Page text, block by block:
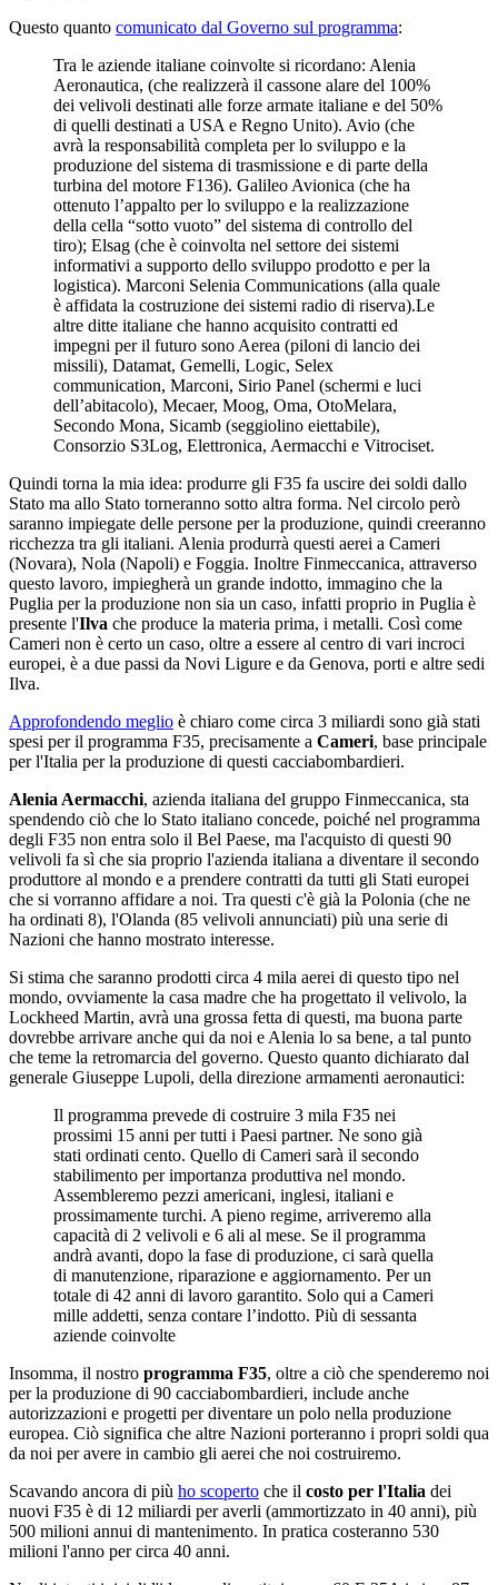
Questo quanto comunicato dal Governo sul programma:
Tra le aziende italiane coinvolte si ricordano: Alenia
Aeronautica, (che realizzerà il cassone alare del 100%
dei velivoli destinati alle forze armate italiane e del 50%
di quelli destinati a USA e Regno Unito). Avio (che
avrà la responsabilità completa per lo sviluppo e la
produzione del sistema di trasmissione e di parte della
turbina del motore F136). Galileo Avionica (che ha
ottenuto l’appalto per lo sviluppo e la realizzazione
della cella “sotto vuoto” del sistema di controllo del
tiro); Elsag (che è coinvolta nel settore dei sistemi
informativi a supporto dello sviluppo prodotto e per la
logistica). Marconi Selenia Communications (alla quale
è affidata la costruzione dei sistemi radio di riserva).Le
altre ditte italiane che hanno acquisito contratti ed
impegni per il futuro sono Aerea (piloni di lancio dei
missili), Datamat, Gemelli, Logic, Selex
communication, Marconi, Sirio Panel (schermi e luci
dell’abitacolo), Mecaer, Moog, Oma, OtoMelara,
Secondo Mona, Sicamb (seggiolino eiettabile),
Consorzio S3Log, Elettronica, Aermacchi e Vitrociset.
Quindi torna la mia idea: produrre gli F35 fa uscire dei soldi dallo
Stato ma allo Stato torneranno sotto altra forma. Nel circolo però
saranno impiegate delle persone per la produzione, quindi creeranno
ricchezza tra gli italiani. Alenia produrrà questi aerei a Cameri
(Novara), Nola (Napoli) e Foggia. Inoltre Finmeccanica, attraverso
questo lavoro, impiegherà un grande indotto, immagino che la
Puglia per la produzione non sia un caso, infatti proprio in Puglia è
presente l'Ilva che produce la materia prima, i metalli. Così come
Cameri non è certo un caso, oltre a essere al centro di vari incroci
europei, è a due passi da Novi Ligure e da Genova, porti e altre sedi
Ilva.
Approfondendo meglio è chiaro come circa 3 miliardi sono già stati
spesi per il programma F35, precisamente a Cameri, base principale
per l'Italia per la produzione di questi cacciabombardieri.
Alenia Aermacchi, azienda italiana del gruppo Finmeccanica, sta
spendendo ciò che lo Stato italiano concede, poiché nel programma
degli F35 non entra solo il Bel Paese, ma l'acquisto di questi 90
velivoli fa sì che sia proprio l'azienda italiana a diventare il secondo
produttore al mondo e a prendere contratti da tutti gli Stati europei
che si vorranno affidare a noi. Tra questi c'è già la Polonia (che ne
ha ordinati 8), l'Olanda (85 velivoli annunciati) più una serie di
Nazioni che hanno mostrato interesse.
Si stima che saranno prodotti circa 4 mila aerei di questo tipo nel
mondo, ovviamente la casa madre che ha progettato il velivolo, la
Lockheed Martin, avrà una grossa fetta di questi, ma buona parte
dovrebbe arrivare anche qui da noi e Alenia lo sa bene, a tal punto
che teme la retromarcia del governo. Questo quanto dichiarato dal
generale Giuseppe Lupoli, della direzione armamenti aeronautici:
Il programma prevede di costruire 3 mila F35 nei
prossimi 15 anni per tutti i Paesi partner. Ne sono già
stati ordinati cento. Quello di Cameri sarà il secondo
stabilimento per importanza produttiva nel mondo.
Assembleremo pezzi americani, inglesi, italiani e
prossimamente turchi. A pieno regime, arriveremo alla
capacità di 2 velivoli e 6 ali al mese. Se il programma
andrà avanti, dopo la fase di produzione, ci sarà quella
di manutenzione, riparazione e aggiornamento. Per un
totale di 42 anni di lavoro garantito. Solo qui a Cameri
mille addetti, senza contare l’indotto. Più di sessanta
aziende coinvolte
Insomma, il nostro programma F35, oltre a ciò che spenderemo noi
per la produzione di 90 cacciabombardieri, include anche
autorizzazioni e progetti per diventare un polo nella produzione
europea. Ciò significa che altre Nazioni porteranno i propri soldi qua
da noi per avere in cambio gli aerei che noi costruiremo.
Scavando ancora di più ho scoperto che il costo per l'Italia dei
nuovi F35 è di 12 miliardi per averli (ammortizzato in 40 anni), più
500 milioni annui di mantenimento. In pratica costeranno 530
milioni l'anno per circa 40 anni.